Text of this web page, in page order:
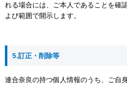
れる場合には、ご本人であることを確
よび範囲で開示します。
5.訂正・削除等
連合奈良の持つ個人情報のうち、ご自